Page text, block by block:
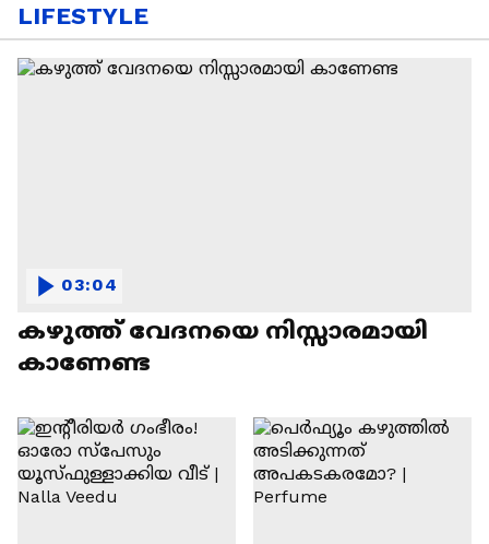
LIFESTYLE
കഴുത്ത് വേദനയെ നിസ്സാരമായി
കാണേണ്ട
03:04